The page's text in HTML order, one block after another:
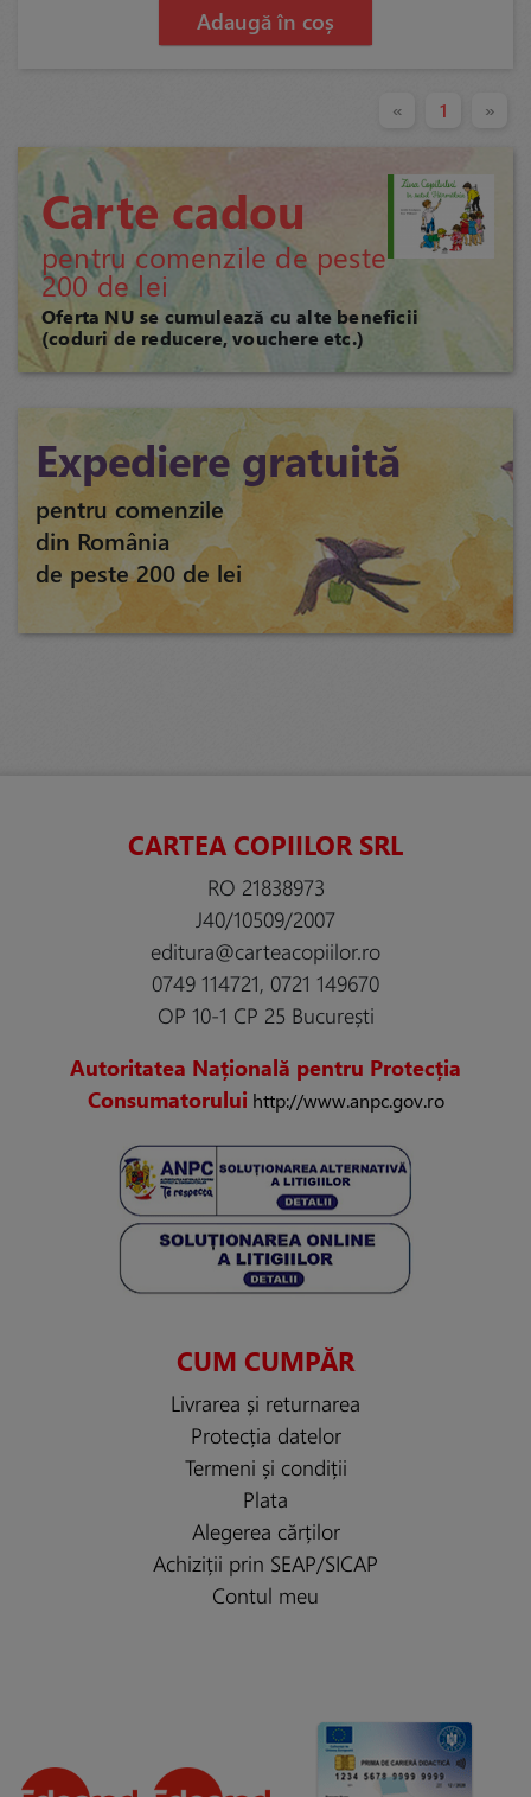
Adaugă în coș
« 1 »
Carte cadou
pentru comenzile de peste
200 de lei
Oferta NU se cumulează cu alte beneficii
(coduri de reducere, vouchere etc.)
Expediere gratuită
pentru comenzile
din România
de peste 200 de lei
CARTEA COPIILOR SRL
RO 21838973
J40/10509/2007
editura@carteacopiilor.ro
0749 114721, 0721 149670
OP 10-1 CP 25 București
Autoritatea Națională pentru Protecția
Consumatorului http://www.anpc.gov.ro
CUM CUMPĂR
Livrarea și returnarea
Protecția datelor
Termeni și condiții
Plata
Alegerea cărților
Achiziții prin SEAP/SICAP
Contul meu